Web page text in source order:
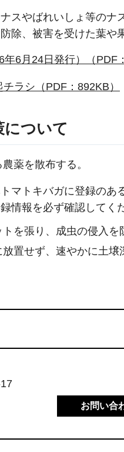
スやばれいしょ等の
除、被害を受けた葉や
6月24日発行）（PDF
ラシ（PDF：892KB）
について
薬を散布する。
マトキバガに登録の
情報を必ず確認してく
を張り、成虫の侵入を
置せず、速やかに土